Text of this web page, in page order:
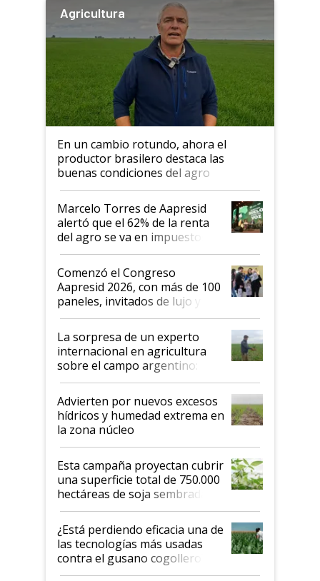
Agricultura
En un cambio rotundo, ahora el
productor brasilero destaca las
buenas condiciones del agro
argentino para invertir: "Los veo
más motivados"
Marcelo Torres de Aapresid
alertó que el 62% de la renta
del agro se va en impuestos:
"No es bueno que en
Argentina se sigan discutiendo
las mismas cosas de hace 50
años"
Comenzó el Congreso
Aapresid 2026, con más de 100
paneles, invitados de lujo y
todas las tendencias
La sorpresa de un experto
internacional en agricultura
sobre el campo argentino:
"Estoy muy impresionado"
Advierten por nuevos excesos
hídricos y humedad extrema en
la zona núcleo
Esta campaña proyectan cubrir
una superficie total de 750.000
hectáreas de soja sembradas
con una nueva generación de
variedades que marcan un
salto tecnológico en genética y
rendimiento
¿Está perdiendo eficacia una de
las tecnologías más usadas
contra el gusano cogollero? El
desafío de una tecnología clave